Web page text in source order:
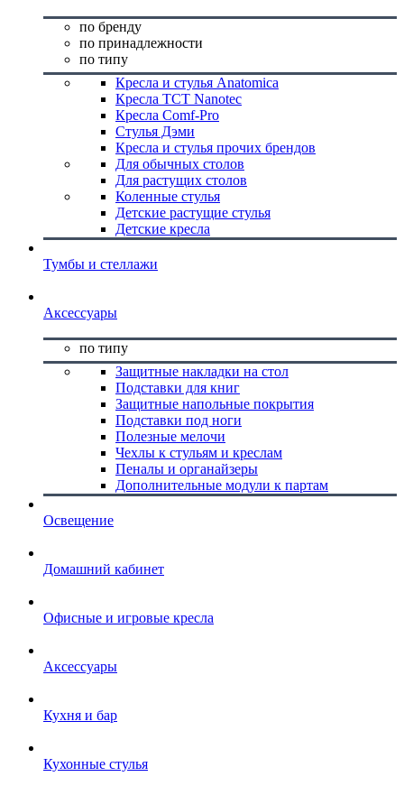
по бренду
по принадлежности
по типу
Кресла и стулья Anatomica
Кресла TCT Nanotec
Кресла Comf-Pro
Стулья Дэми
Кресла и стулья прочих брендов
Для обычных столов
Для растущих столов
Коленные стулья
Детские растущие стулья
Детские кресла
Тумбы и стеллажи
Аксессуары
по типу
Защитные накладки на стол
Подставки для книг
Защитные напольные покрытия
Подставки под ноги
Полезные мелочи
Чехлы к стульям и креслам
Пеналы и органайзеры
Дополнительные модули к партам
Освещение
Домашний кабинет
Офисные и игровые кресла
Аксессуары
Кухня и бар
Кухонные стулья